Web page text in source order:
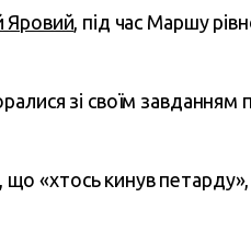
Яровий , під час Маршу
зі своїм
«хтось кинув петарду»,